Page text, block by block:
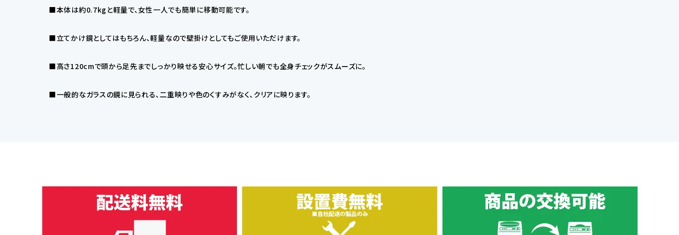
■本体は約0.7kgと軽量で、女性一人でも簡単に移動可能です。
■立てかけ鏡としてはもちろん、軽量なので壁掛けとしてもご使用いただけます。
■高さ120cmで頭から足先までしっかり映せる安心サイズ。忙しい朝でも全身チェックがスムーズに。
■一般的なガラスの鏡に見られる、二重映りや色のくすみがなく、クリアに映ります。